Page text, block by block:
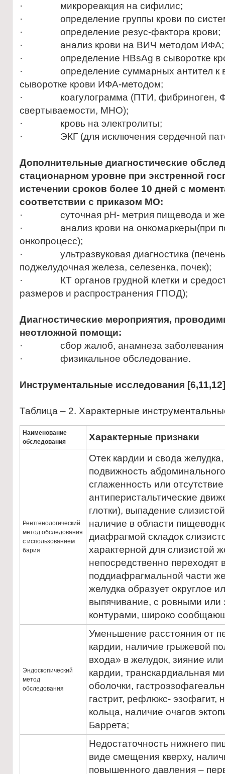
· микрореакция на сифилис;
· определение группы крови по
· определение резус-фактора крови;
· анализ крови на ВИЧ методом ИФА;
· определение HBsAg в сыворотке
· определение суммарных антител к
сыворотке крови ИФА-методом;
· коагулограмма (ПТИ, фибриноген,
свертываемости, МНО);
· кровь на электролиты;
· ЭКГ (для исключения сердечной
Дополнительные диагностические
стационарном уровне при экстренной
истечении сроков более 10 дней с
соответствии с приказом МО:
· суточная рН- метрия пищевода и
· анализ крови на онкомаркеры(при
онкопроцесс);
· ультразвуковая диагностика
поджелудочная железа, селезенка, почек);
· КТ органов грудной клетки и
размеров и распространения ГПОД);
Диагностические мероприятия,
неотложной помощи:
· сбор жалоб, анамнеза заболевания
· физикальное обследование.
Инструментальные исследования [6,1
Таблица – 2. Характерные
Наименование
обследования
Характерные признаки
Рентгенологический
метод обследования
с использованием
бария
Отек кардии и свода
подвижность
сглаженность или
антиперистальтические
глотки), выпадение
наличие в области
диафрагмой складок
характерной для слизистой
непосредственно переходят
поддиафрагмальной части
желудка образует округлое
выпячивание, с ровными или
контурами, широко
Эндоскопический
метод
обследования
Уменьшение расстояния от
кардии, наличие грыжевой
входа» в желудок, зияние
кардии, транскардиальная
оболочки,
гастрит, рефлюкс- эзофагит,
кольца, наличие очагов
Баррета;
Недостаточность нижнего
виде смещения кверху,
повышенного давления –